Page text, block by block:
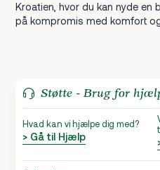
Kroatien, hvor du kan nyde en
på kompromis med komfort
Støtte - Brug for
Hvad kan vi hjælpe dig med?
> Gå til Hjælp